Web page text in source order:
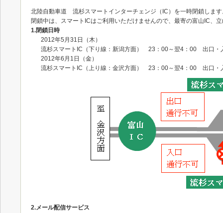
北陸自動車道 流杉スマートインターチェンジ（IC）を一時閉鎖します
閉鎖中は、スマートICはご利用いただけませんので、最寄の富山IC、
1.閉鎖日時
2012年5月31日（木）
流杉スマートIC（下り線：新潟方面） 23：00～翌4：00 出口・
2012年6月1日（金）
流杉スマートIC（上り線：金沢方面） 23：00～翌4：00 出口・
2.メール配信サービス